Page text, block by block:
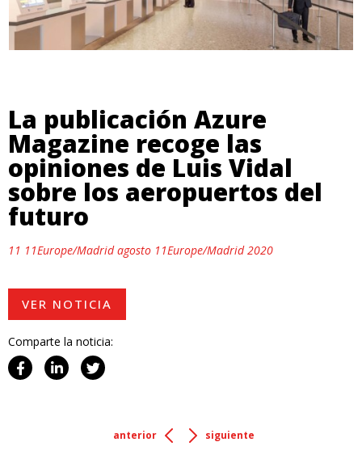
La publicación Azure
Magazine recoge las
opiniones de Luis Vidal
sobre los aeropuertos del
futuro
11 11Europe/Madrid agosto 11Europe/Madrid 2020
VER NOTICIA
Comparte la noticia:
anterior siguiente